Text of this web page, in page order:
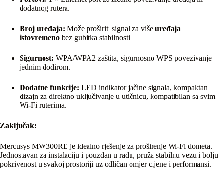
dodatnog rutera.
Broj uređaja: Može proširiti signal za više uređaja
istovremeno bez gubitka stabilnosti.
Sigurnost: WPA/WPA2 zaštita, sigurnosno WPS povezivanje
jednim dodirom.
Dodatne funkcije: LED indikator jačine signala, kompaktan
dizajn za direktno uključivanje u utičnicu, kompatibilan sa svim
Wi-Fi ruterima.
Zaključak:
Mercusys MW300RE je idealno rješenje za proširenje Wi-Fi dometa.
Jednostavan za instalaciju i pouzdan u radu, pruža stabilnu vezu i bolju
pokrivenost u svakoj prostoriji uz odličan omjer cijene i performansi.